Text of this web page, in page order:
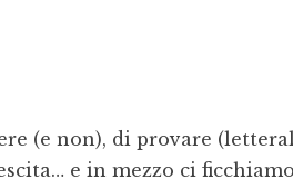
(e non), di provare
e in mezzo ci